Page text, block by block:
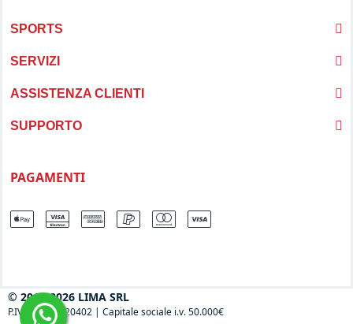
SPORTS
SERVIZI
ASSISTENZA CLIENTI
SUPPORTO
PAGAMENTI
© 2013-2026 LIMA SRL
P.IVA 04697120402 | Capitale sociale i.v. 50.000€